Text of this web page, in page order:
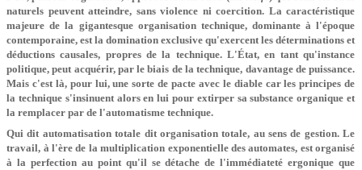
naturels peuvent atteindre, sans violence ni coercition. La caractéristique
majeure de la gigantesque organisation technique, dominante à l'époque
contemporaine, est la domination exclusive qu'exercent les déterminations et
déductions causales, propres de la technique. L'État, en tant qu'instance
politique, peut acquérir, par le biais de la technique, davantage de puissance.
Mais c'est là, pour lui, une sorte de pacte avec le diable car les principes de
la technique s'insinuent alors en lui pour extirper sa substance organique et
la remplacer par de l'automatisme technique.
Qui dit automatisation totale dit organisation totale, au sens de gestion. Le
travail, à l'ère de la multiplication exponentielle des automates, est organisé
à la perfection au point qu'il se détache de l'immédiateté ergonique que